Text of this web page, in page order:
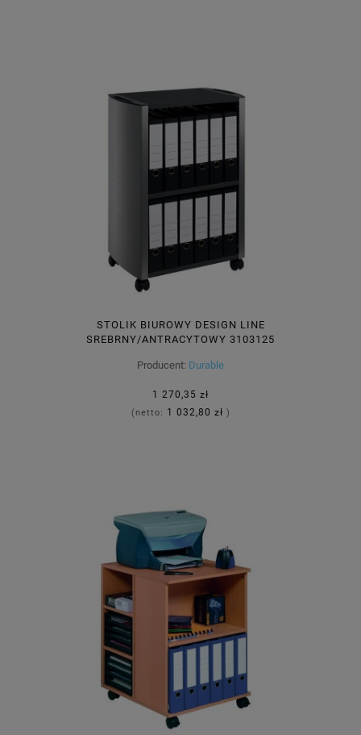
STOLIK BIUROWY DESIGN LINE
SREBRNY/ANTRACYTOWY 3103125
Producent: Durable
1 270,35 zł
(netto: 1 032,80 zł )